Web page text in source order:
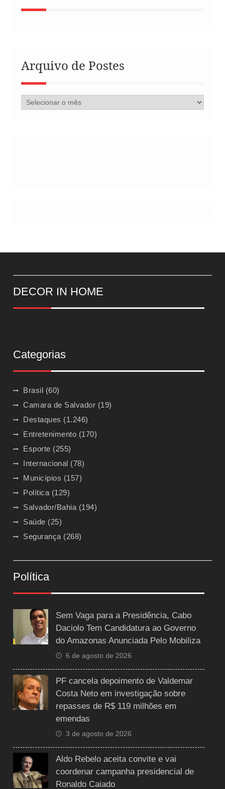
Arquivo de Postes
Arquivo
de
DECOR IN HOME
Categorias
Brasil (60)
Camara de Salvador (19)
Destaques (1.246)
Entretenimento (170)
Esporte (255)
Internacional (78)
Municípios (157)
Política (129)
Salvador/Bahia (194)
Saúde (25)
Segurança (268)
Política
Sem Vaga para a Presidência, Cabo
Daciolo Tem Candidatura ao Governo
do Amazonas Anunciada Pelo Mobiliza
6 de agosto de 2026
PF cancela depoimento de Valdemar
Costa Neto em investigação sobre
repasses de R$ 119 milhões em
emendas
3 de agosto de 2026
Aldo Rebelo aceita convite e vai
coordenar campanha presidencial de
Ronaldo Caiado